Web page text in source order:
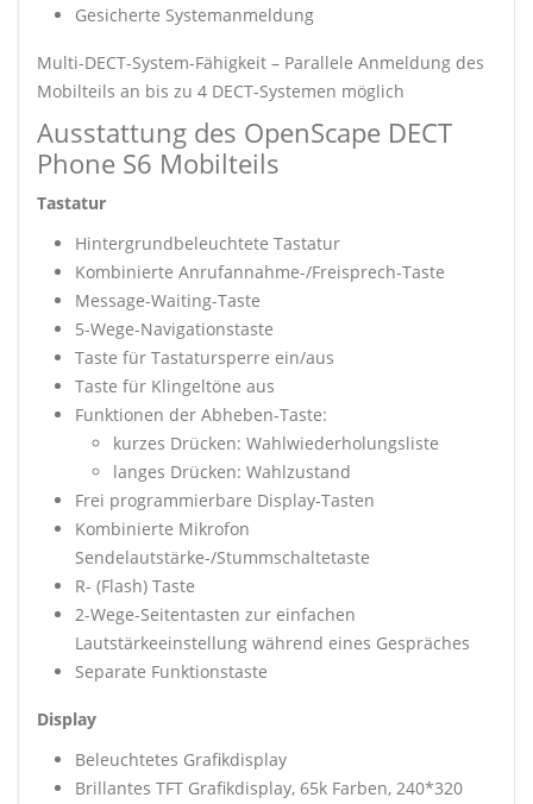
Gesicherte Systemanmeldung
Multi-DECT-System-Fähigkeit – Parallele Anmeldung des
Mobilteils an bis zu 4 DECT-Systemen möglich
Ausstattung des OpenScape DECT
Phone S6 Mobilteils
Tastatur
Hintergrundbeleuchtete Tastatur
Kombinierte Anrufannahme-/Freisprech-Taste
Message-Waiting-Taste
5-Wege-Navigationstaste
Taste für Tastatursperre ein/aus
Taste für Klingeltöne aus
Funktionen der Abheben-Taste:
kurzes Drücken: Wahlwiederholungsliste
langes Drücken: Wahlzustand
Frei programmierbare Display-Tasten
Kombinierte Mikrofon
Sendelautstärke-/Stummschaltetaste
R- (Flash) Taste
2-Wege-Seitentasten zur einfachen
Lautstärkeeinstellung während eines Gespräches
Separate Funktionstaste
Display
Beleuchtetes Grafikdisplay
Brillantes TFT Grafikdisplay, 65k Farben, 240*320